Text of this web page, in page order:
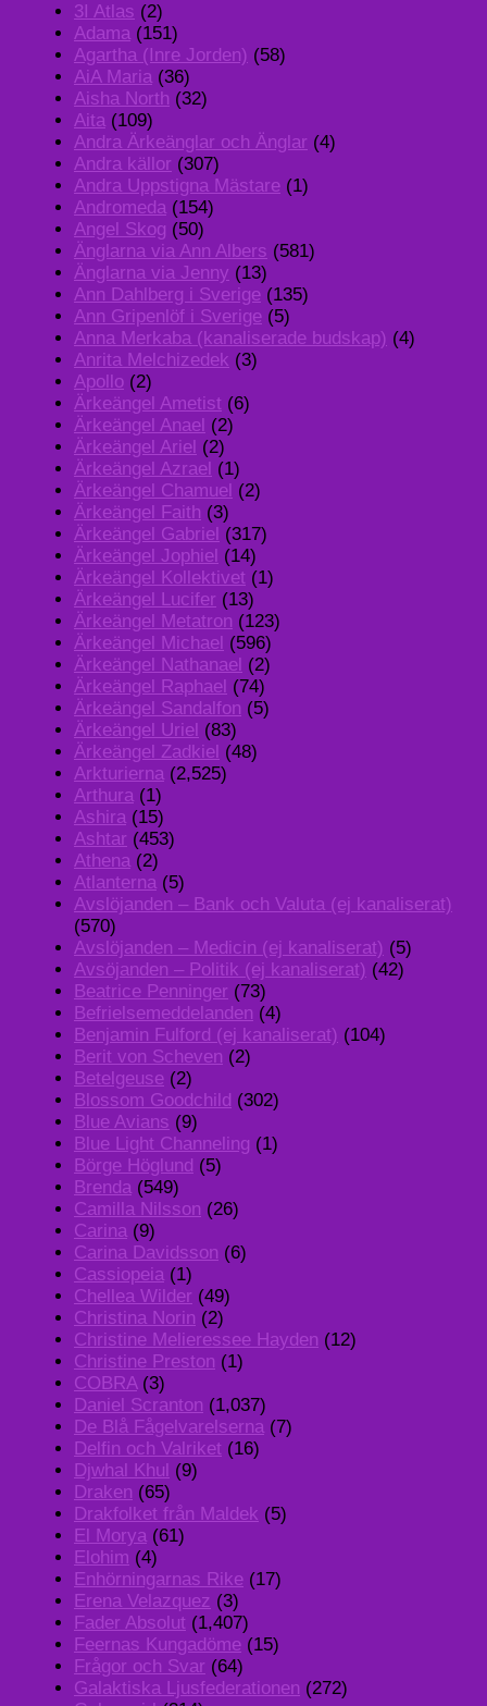
3I Atlas (2)
Adama (151)
Agartha (Inre Jorden) (58)
AiA Maria (36)
Aisha North (32)
Aita (109)
Andra Ärkeänglar och Änglar (4)
Andra källor (307)
Andra Uppstigna Mästare (1)
Andromeda (154)
Angel Skog (50)
Änglarna via Ann Albers (581)
Änglarna via Jenny (13)
Ann Dahlberg i Sverige (135)
Ann Gripenlöf i Sverige (5)
Anna Merkaba (kanaliserade budskap) (4)
Anrita Melchizedek (3)
Apollo (2)
Ärkeängel Ametist (6)
Ärkeängel Anael (2)
Ärkeängel Ariel (2)
Ärkeängel Azrael (1)
Ärkeängel Chamuel (2)
Ärkeängel Faith (3)
Ärkeängel Gabriel (317)
Ärkeängel Jophiel (14)
Ärkeängel Kollektivet (1)
Ärkeängel Lucifer (13)
Ärkeängel Metatron (123)
Ärkeängel Michael (596)
Ärkeängel Nathanael (2)
Ärkeängel Raphael (74)
Ärkeängel Sandalfon (5)
Ärkeängel Uriel (83)
Ärkeängel Zadkiel (48)
Arkturierna (2,525)
Arthura (1)
Ashira (15)
Ashtar (453)
Athena (2)
Atlanterna (5)
Avslöjanden – Bank och Valuta (ej kanaliserat)
(570)
Avslöjanden – Medicin (ej kanaliserat) (5)
Avsöjanden – Politik (ej kanaliserat) (42)
Beatrice Penninger (73)
Befrielsemeddelanden (4)
Benjamin Fulford (ej kanaliserat) (104)
Berit von Scheven (2)
Betelgeuse (2)
Blossom Goodchild (302)
Blue Avians (9)
Blue Light Channeling (1)
Börge Höglund (5)
Brenda (549)
Camilla Nilsson (26)
Carina (9)
Carina Davidsson (6)
Cassiopeia (1)
Chellea Wilder (49)
Christina Norin (2)
Christine Melieressee Hayden (12)
Christine Preston (1)
COBRA(3)
Daniel Scranton (1,037)
De Blå Fågelvarelserna (7)
Delfin och Valriket (16)
Djwhal Khul (9)
Draken (65)
Drakfolket från Maldek (5)
El Morya (61)
Elohim (4)
Enhörningarnas Rike (17)
Erena Velazquez (3)
Fader Absolut (1,407)
Feernas Kungadöme (15)
Frågor och Svar (64)
Galaktiska Ljusfederationen (272)